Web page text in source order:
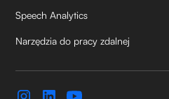
Speech Analytics
Narzędzia do pracy zdalnej